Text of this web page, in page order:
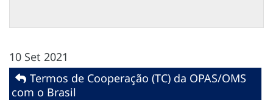
10 Set 2021
Termos de Cooperação (TC) da OPAS/OMS
com o Brasil